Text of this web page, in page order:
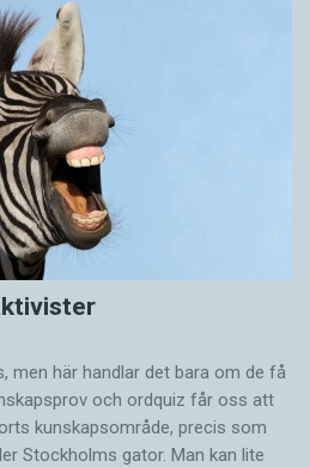
av svenskan.
sitt gamla kontaktnät i
befolkning fick en mer
Den låg latent,
av den i det
på svenska eller
betydde alltså inte på
språk i vardagen. Det
dialekten än i dag har
är ett bevis så gott
1658 inte
vokaler och diftonger, så
mage, och de ljud de
de därefter fram med
utomstående tycks
och hur väl medvetna
de väcker
alla andra nationer
håll icke brukade
likväl själva en sådan
som inte frambringar
djupt ur sina inälvor
och väl. Så har var och
men här handlar det bara om de få
och ordquiz får oss att
kunskapsområde, precis som
Stockholms gator. Man kan lite